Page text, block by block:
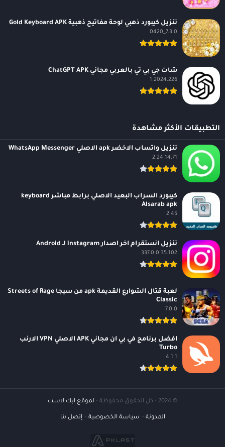
تنزيل كيبورد ذهبي لوحة مفاتيح ذهبية Gold Keyboard APK
7.3.0_0420
شات جي بي تي بالعربي مجاني ChatGPT APK
1.2024.226
التطبيقات الأكثر مشاهدة
تنزيل واتساب الاخضر apk الاصلي WhatsApp Messenger
2.24.14.71
كيبورد السراب البعيد الاصلي برابط مباشر keyboard
Alsarab apk
2.45
تنزيل انستقرام اخر اصدار instagram لـ Android
337.0.0.35.102
لعبة قتال الشوارع القديمة apk من سيجا Streets of Rage
Classic
7.0.0
افضل برنامج في بي ان مجاني APK الاصلي VPN الارنب
Turbo
4.1.1
© 2024 - كل الحقوق محفوظة - لموقع ابك لاست
المدونة سياسة الخصوصية إتصل بنا